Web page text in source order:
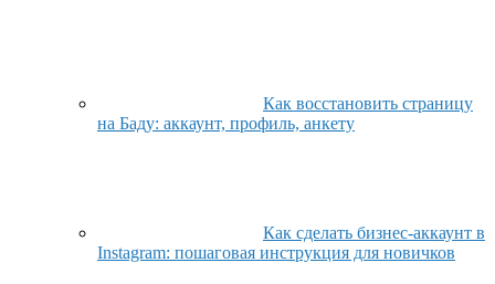
Как восстановить страницу
на Баду: аккаунт, профиль, анкету
Как сделать бизнес-аккаунт в
Instagram: пошаговая инструкция для новичков